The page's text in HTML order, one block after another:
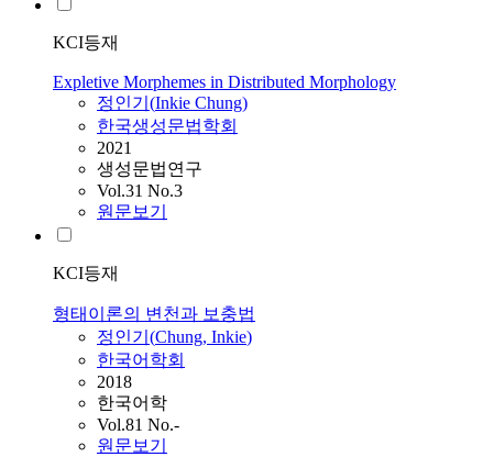
KCI등재
Expletive Morphemes in Distributed Morphology
정인기 (Inkie Chung)
한국생성문법학회
2021
생성문법연구
Vol.31 No.3
원문보기
KCI등재
형태이론의 변천과 보충법
정인기 (Chung, Inkie)
한국어학회
2018
한국어학
Vol.81 No.-
원문보기